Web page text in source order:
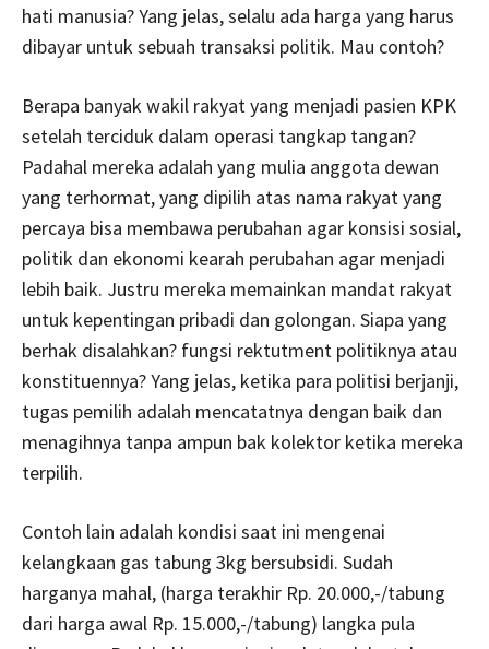
hati manusia? Yang jelas, selalu ada harga yang harus
dibayar untuk sebuah transaksi politik. Mau contoh?
Berapa banyak wakil rakyat yang menjadi pasien KPK
setelah terciduk dalam operasi tangkap tangan?
Padahal mereka adalah yang mulia anggota dewan
yang terhormat, yang dipilih atas nama rakyat yang
percaya bisa membawa perubahan agar konsisi sosial,
politik dan ekonomi kearah perubahan agar menjadi
lebih baik. Justru mereka memainkan mandat rakyat
untuk kepentingan pribadi dan golongan. Siapa yang
berhak disalahkan? fungsi rektutment politiknya atau
konstituennya? Yang jelas, ketika para politisi berjanji,
tugas pemilih adalah mencatatnya dengan baik dan
menagihnya tanpa ampun bak kolektor ketika mereka
terpilih.
Contoh lain adalah kondisi saat ini mengenai
kelangkaan gas tabung 3kg bersubsidi. Sudah
harganya mahal, (harga terakhir Rp. 20.000,-/tabung
dari harga awal Rp. 15.000,-/tabung) langka pula